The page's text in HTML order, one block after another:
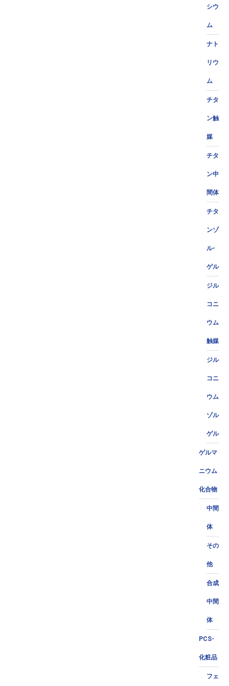
シウ
ム
ナト
リウ
ム
チタ
ン触
媒
チタ
ン中
間体
チタ
ンゾ
ル-
ゲル
ジル
コニ
ウム
触媒
ジル
コニ
ウム
ゾル
ゲル
ゲルマ
ニウム
化合物
中間
体
その
他
合成
中間
体
PCS-
化粧品
フェ